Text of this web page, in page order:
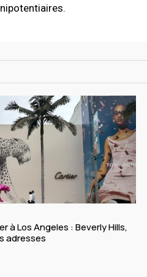
à Los Angeles : Beverly Hills,
adresses